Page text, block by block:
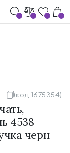
(код 1675354)
4538
черн